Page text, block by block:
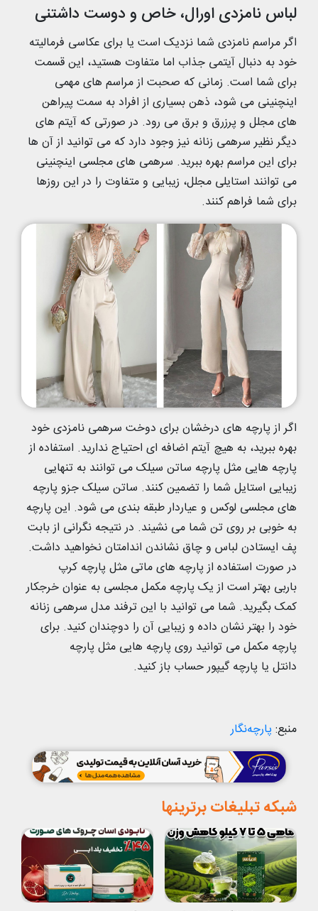
لباس نامزدی اورال، خاص و دوست داشتنی
اگر مراسم نامزدی شما نزدیک است یا برای عکاسی فرمالیته
خود به دنبال آیتمی جذاب اما متفاوت هستید، این قسمت
برای شما است. زمانی که صحبت از مراسم های مهمی
اینچنینی می شود، ذهن بسیاری از افراد به سمت پیراهن
های مجلل و پرزرق و برق می رود. در صورتی که آیتم های
دیگر نظیر سرهمی زنانه نیز وجود دارد که می توانید از آن ها
برای این مراسم بهره ببرید. سرهمی های مجلسی اینچنینی
می توانند استایلی مجلل، زیبایی و متفاوت را در این روزها
برای شما فراهم کنند.
اگر از پارچه های درخشان برای دوخت سرهمی نامزدی خود
بهره ببرید، به هیچ آیتم اضافه ای احتیاج ندارید. استفاده از
پارچه هایی مثل پارچه ساتن سیلک می توانند به تنهایی
زیبایی استایل شما را تضمین کنند. ساتن سیلک جزو پارچه
های مجلسی لوکس و عیاردار طبقه بندی می شود. این پارچه
به خوبی بر روی تن شما می نشیند. در نتیجه نگرانی از بابت
پف ایستادن لباس و چاق نشاندن اندامتان نخواهید داشت.
در صورت استفاده از پارچه های ماتی مثل پارچه کرپ
باربی بهتر است از یک پارچه مکمل مجلسی به عنوان خرجکار
کمک بگیرید. شما می توانید با این ترفند مدل سرهمی زنانه
خود را بهتر نشان داده و زیبایی آن را دوچندان کنید. برای
پارچه مکمل می توانید روی پارچه هایی مثل پارچه
دانتل یا پارچه گیپور حساب باز کنید.
منبع:پارچه‌نگار
شبکه تبلیغات برترینها